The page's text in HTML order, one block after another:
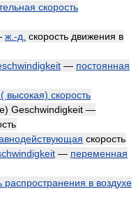
скорость
ж.-д. скорость движения в
— постоянная
высокая) скорость
Geschwindigkeit —
скорость
— переменная
распространения в воздухе